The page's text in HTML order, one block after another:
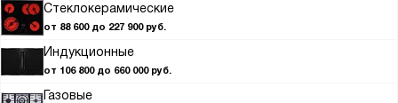
Стеклокерамические
от 88 600 до 227 900 руб.
Индукционные
от 106 800 до 660 000 руб.
Газовые